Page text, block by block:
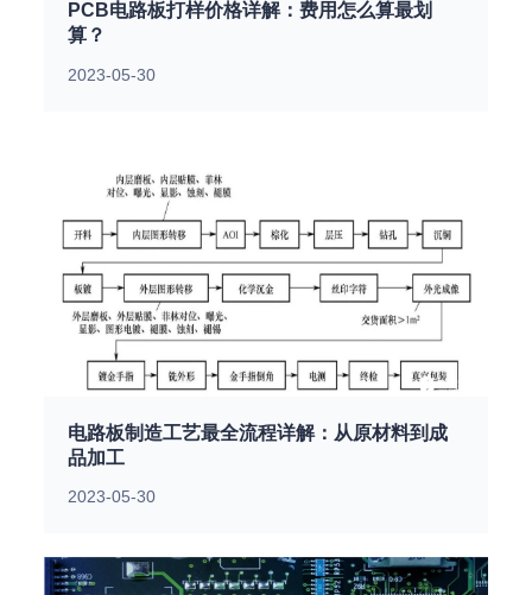
PCB电路板打样价格详解：费用怎么算最划
算？
2023-05-30
电路板制造工艺最全流程详解：从原材料到成
品加工
2023-05-30